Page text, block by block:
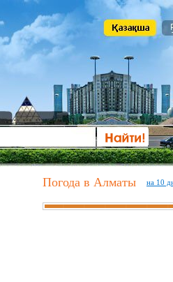
Погода в Алматы на 10